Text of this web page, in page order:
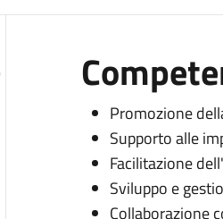
Promozione
Supporto alle
Facilitazione
Sviluppo e
Collaborazione